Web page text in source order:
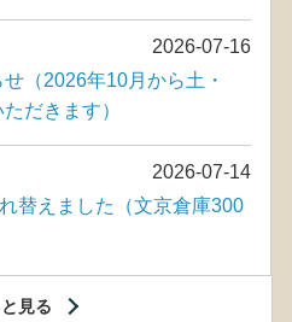
2026-07-16
（2026年10月から土・
だきます）
2026-07-14
替えました（文京倉庫300
見る